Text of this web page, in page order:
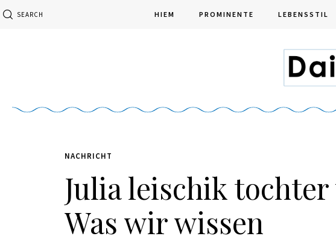
SEARCH HIEM PROMINENTE LEBENSSTIL
NACHRICHT
Julia leischik
Was wir wissen